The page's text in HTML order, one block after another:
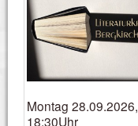
Montag 28.09.2026,
18:30Uhr